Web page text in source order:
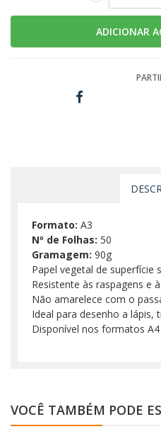
Formato: A3
Nº de Folhas: 50
Gramagem: 90g
Papel vegetal de superfície
Resistente às raspagens e
Não amarelece com o
Ideal para desenho a lápis,
Disponível nos formatos A4
VOCÊ TAMBÉM PODE